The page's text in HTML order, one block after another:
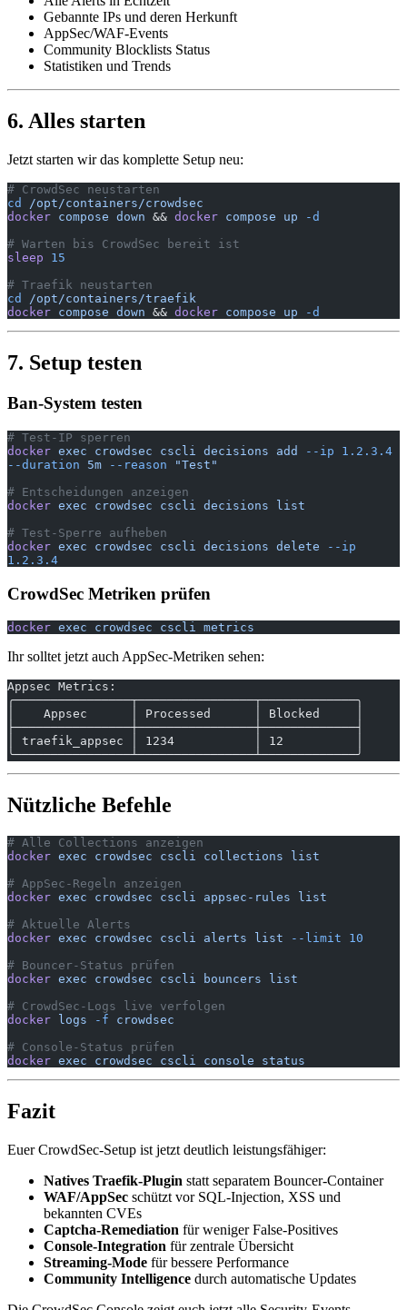
Gebannte IPs und deren Herkunft
AppSec/WAF-Events
Community Blocklists Status
Statistiken und Trends
6. Alles starten
Jetzt starten wir das komplette Setup neu:
# CrowdSec neustarten
cd
/opt/containers/crowdsec
docker compose down && docker compose up -d
# Warten bis CrowdSec bereit ist
sleep 15
# Traefik neustarten
cd
/opt/containers/traefik
docker compose down && docker compose up -d
7. Setup testen
Ban-System testen
# Test-IP sperren
docker exec crowdsec cscli decisions add --ip 1.2.3.4
--duration 5m --reason "Test"
# Entscheidungen anzeigen
docker exec crowdsec cscli decisions list
# Test-Sperre aufheben
docker exec crowdsec cscli decisions delete --ip
1.2.3.4
CrowdSec Metriken prüfen
docker exec crowdsec cscli metrics
Ihr solltet jetzt auch AppSec-Metriken sehen:
Appsec Metrics:
╭────────────────┬────────────────┬─────────────╮
│    Appsec      │ Processed      │ Blocked     │
├────────────────┼────────────────┼─────────────┤
│ traefik_appsec │ 1234           │ 12          │
╰────────────────┴────────────────┴─────────────╯
Nützliche Befehle
# Alle Collections anzeigen
docker exec crowdsec cscli collections list
# AppSec-Regeln anzeigen
docker exec crowdsec cscli appsec-rules list
# Aktuelle Alerts
docker exec crowdsec cscli alerts list --limit 10
# Bouncer-Status prüfen
docker exec crowdsec cscli bouncers list
# CrowdSec-Logs live verfolgen
docker logs -f crowdsec
# Console-Status prüfen
docker exec crowdsec cscli console status
Fazit
Euer CrowdSec-Setup ist jetzt deutlich leistungsfähiger:
Natives Traefik-Plugin statt separatem Bouncer-Container
WAF/AppSec schützt vor SQL-Injection, XSS und
bekannten CVEs
Captcha-Remediation für weniger False-Positives
Console-Integration für zentrale Übersicht
Streaming-Mode für bessere Performance
Community Intelligence durch automatische Updates